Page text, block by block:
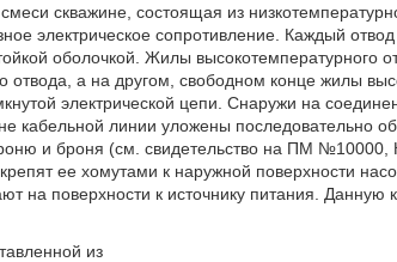
скважине, состоящая из
электрическое сопротивление. Каждый
оболочкой. Жилы высокотемпературного
отвода, а на другом, свободном конце жилы
электрической цепи. Снаружи на
кабельной линии уложены последовательно
и броня (см. свидетельство на ПМ №10000,
ее хомутами к наружной поверхности
на поверхности к источнику питания. Данную
из